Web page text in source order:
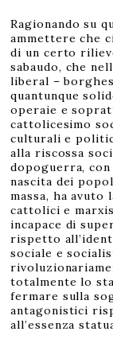
Ragionando su
ammettere che
di un certo
sabaudo, che
liberal –
quantunque
operaie e
cattolicesimo
culturali e
alla riscossa
dopoguerra,
nascita dei
massa, ha avuto
cattolici e
incapace di
rispetto
sociale e
totalmente lo
fermare sulla
antagonistici
all’essenza